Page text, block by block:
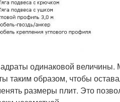
одинаковой величины.
таким образом, чтобы
размеры плит. Это